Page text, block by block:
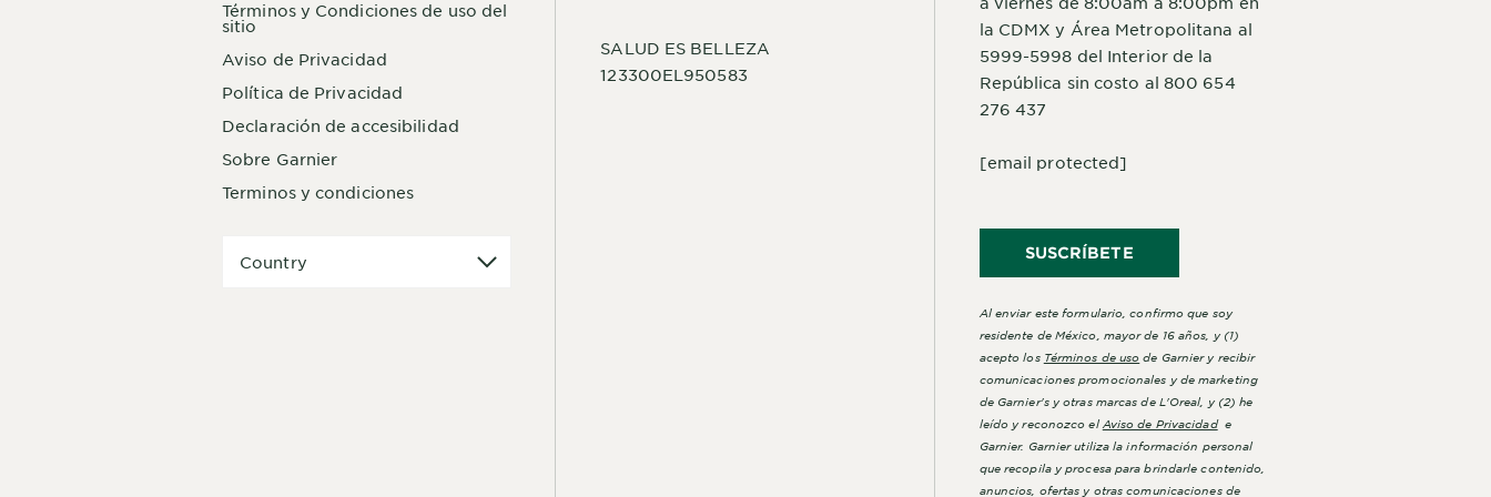
Términos y Condiciones de uso del
sitio
Aviso de Privacidad
Política de Privacidad
Declaración de accesibilidad
Sobre Garnier
Terminos y condiciones
Country
SALUD ES BELLEZA
123300EL950583
la CDMX y Área Metropolitana al
5999-5998 del Interior de la
República sin costo al 800 654
276 437
[email protected]
SUSCRÍBETE
Al enviar este formulario, confirmo que soy
residente de México, mayor de 16 años, y (1)
acepto los Términos de uso de Garnier y recibir
comunicaciones promocionales y de marketing
de Garnier's y otras marcas de L'Oreal, y (2) he
leído y reconozco el Aviso de Privacidade
Garnier. Garnier utiliza la información personal
que recopila y procesa para brindarle contenido,
anuncios, ofertas y otras comunicaciones de